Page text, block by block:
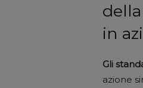
in
Gli
azione